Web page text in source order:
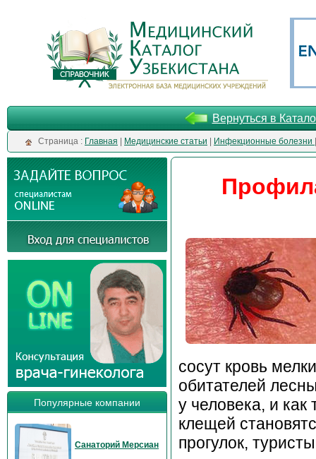
Вернуться в
Cтраница : Главная Медицинские статьи Инфекционные болезни
Популярные компании
Санаторий Мерсиан
сосут кровь
обитателей
у человека, и
клещей
прогулок,